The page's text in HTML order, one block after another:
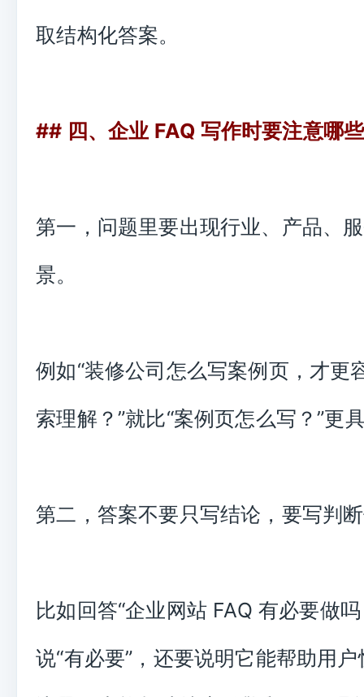
取结构化答案。
## 四、企业 FAQ 写作时要注意哪
第一，问题里要出现行业、产品、
景。
例如“装修公司怎么写案例页，才更
索理解？”就比“案例页怎么写？”更
第二，答案不要只写结论，要写判
比如回答“企业网站 FAQ 有必要做
说“有必要”，还要说明它能帮助用